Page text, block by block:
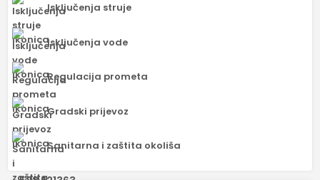
Isključenja struje
Isključenja vode
Regulacija prometa
Gradski prijevoz
Sanitarna i zaštita okoliša